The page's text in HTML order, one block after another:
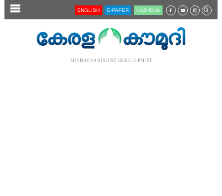
SECTIONS ENGLISH E-PAPER KĀZHCHA
SUNDAY, 09 AUGUST 2026 3.13 PM IST